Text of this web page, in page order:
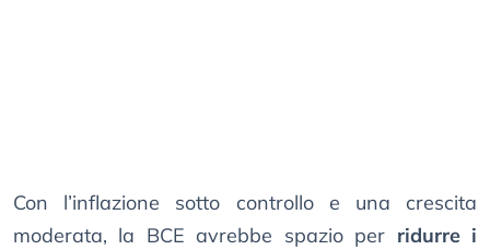
Con l’inflazione sotto controllo e una crescita
moderata, la BCE avrebbe spazio per ridurre i